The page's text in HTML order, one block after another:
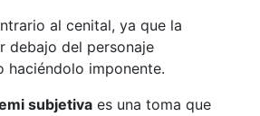
al cenital, ya que la
debajo del personaje
haciéndolo imponente.
subjetiva es una toma que